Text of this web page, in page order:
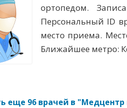
ортопедом.
Персональный ID
место приема.
Ближайшее метро:
еще 96 врачей в